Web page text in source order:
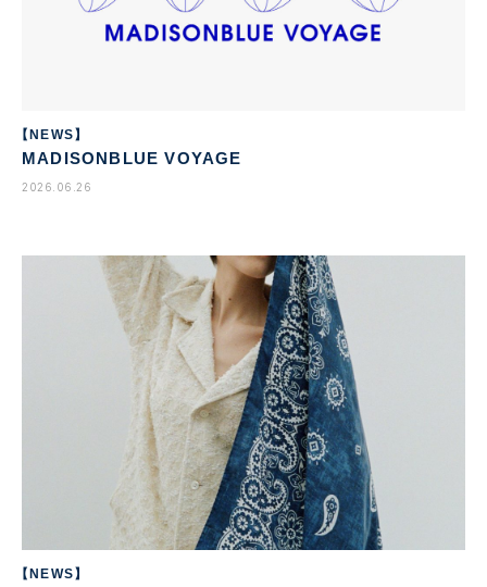
【NEWS】
MADISONBLUE VOYAGE
2026.06.26
【NEWS】